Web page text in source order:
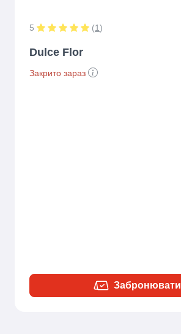
5 (1)
Dulce Flor
Закрито зараз
Забронювати